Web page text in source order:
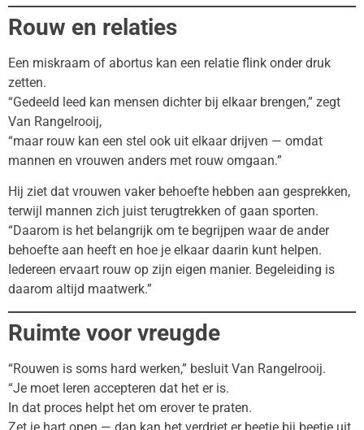
Rouw en relaties
Een miskraam of abortus kan een relatie flink onder druk
zetten.
“Gedeeld leed kan mensen dichter bij elkaar brengen,” zegt
Van Rangelrooij,
“maar rouw kan een stel ook uit elkaar drijven — omdat
mannen en vrouwen anders met rouw omgaan.”
Hij ziet dat vrouwen vaker behoefte hebben aan gesprekken,
terwijl mannen zich juist terugtrekken of gaan sporten.
“Daarom is het belangrijk om te begrijpen waar de ander
behoefte aan heeft en hoe je elkaar daarin kunt helpen.
Iedereen ervaart rouw op zijn eigen manier. Begeleiding is
daarom altijd maatwerk.”
Ruimte voor vreugde
“Rouwen is soms hard werken,” besluit Van Rangelrooij.
“Je moet leren accepteren dat het er is.
In dat proces helpt het om erover te praten.
Zet je hart open — dan kan het verdriet er beetje bij beetje uit.